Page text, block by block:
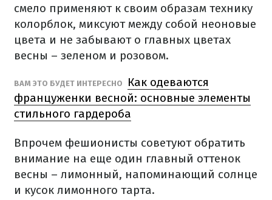
смело применяют к своим образам технику
колорблок, миксуют между собой неоновые
цвета и не забывают о главных цветах
весны – зеленом и розовом.
ВАМ ЭТО БУДЕТ ИНТЕРЕСНО
Как одеваются
француженки весной: основные элементы
стильного гардероба
Впрочем фешионисты советуют обратить
внимание на еще один главный оттенок
весны – лимонный, напоминающий солнце
и кусок лимонного тарта.